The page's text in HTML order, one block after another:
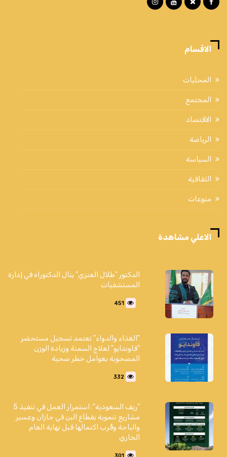
الاقسام
المحليات
المجتمع
الاقتصاد
الرياضة
السياسة
الثقافية
منوعات
الاعلي مشاهدة
الدكتور "طلال العنزي" ينال الدكتوراه في إدارة
المستشفيات
451
"الغذاء والدواء" تعتمد تسجيل مستحضر
"فاوندايو" لعلاج السمنة وزيادة الوزن
المصحوبة بعوامل خطر صحية
332
"ريف السعودية": استمرار العمل في تنفيذ 5
مشاريع تنموية بقطاع البن في جازان وعسير
والباحة وقُرب اكتمالها قبل نهاية العام
الجاري
301